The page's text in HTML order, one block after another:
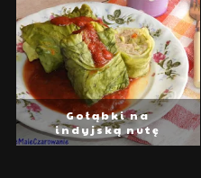
Gołąbki na
indyjską nutę